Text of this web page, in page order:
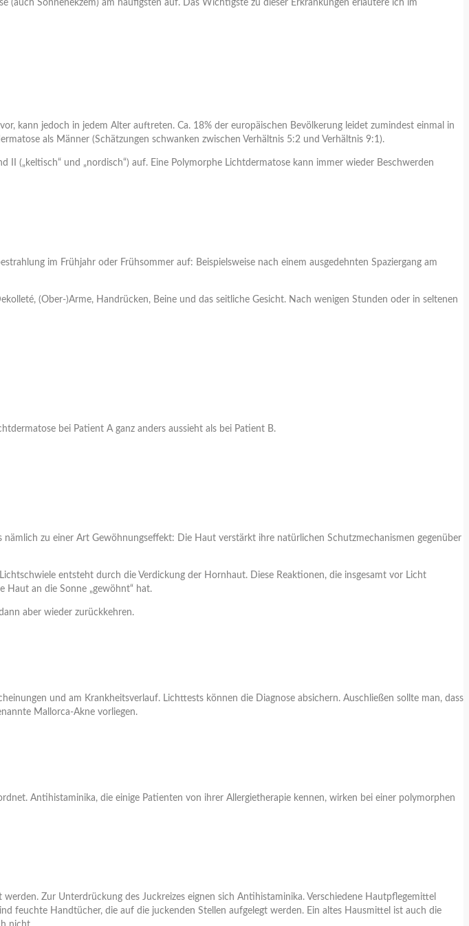
(auch Sonnenekzem) am häufigsten auf. Das Wichtigste zu dieser Erkrankungen erläutere ich im
kann jedoch in jedem Alter auftreten. Ca. 18% der europäischen Bevölkerung leidet zumindest einmal in
als Männer (Schätzungen schwanken zwischen Verhältnis 5:2 und Verhältnis 9:1).
(„keltisch“ und „nordisch“) auf. Eine Polymorphe Lichtdermatose kann immer wieder Beschwerden
im Frühjahr oder Frühsommer auf: Beispielsweise nach einem ausgedehnten Spaziergang am
(Ober-)Arme, Handrücken, Beine und das seitliche Gesicht. Nach wenigen Stunden oder in seltenen
bei Patient A ganz anders aussieht als bei Patient B.
zu einer Art Gewöhnungseffekt: Die Haut verstärkt ihre natürlichen Schutzmechanismen gegenüber
entsteht durch die Verdickung der Hornhaut. Diese Reaktionen, die insgesamt vor Licht
Haut an die Sonne „gewöhnt“ hat.
aber wieder zurückkehren.
und am Krankheitsverlauf. Lichttests können die Diagnose absichern. Auschließen sollte man, dass
Mallorca-Akne vorliegen.
Antihistaminika, die einige Patienten von ihrer Allergietherapie kennen, wirken bei einer polymorphen
Zur Unterdrückung des Juckreizes eignen sich Antihistaminika. Verschiedene Hautpflegemittel
feuchte Handtücher, die auf die juckenden Stellen aufgelegt werden. Ein altes Hausmittel ist auch die